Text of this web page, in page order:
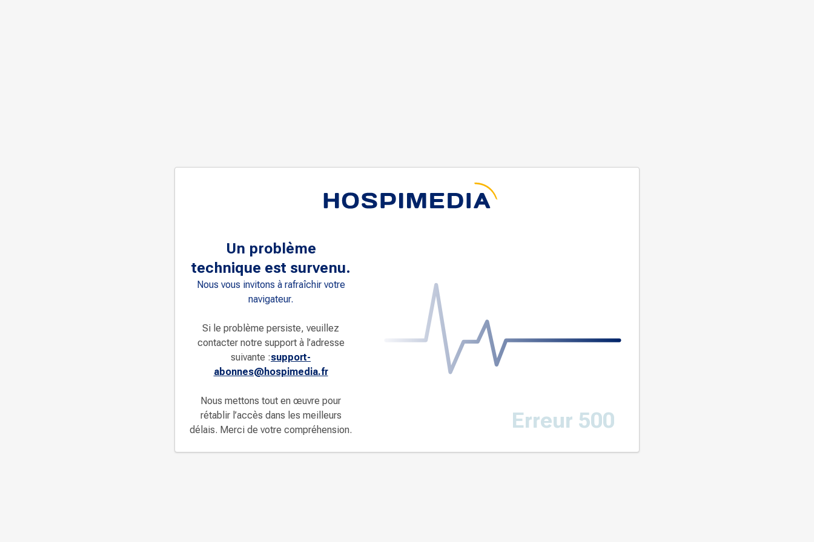
Un problème
technique est survenu.
Nous vous invitons à rafraîchir votre
navigateur.
Si le problème persiste, veuillez
contacter notre support à l’adresse
suivante :support-
abonnes@hospimedia.fr
Nous mettons tout en œuvre pour
rétablir l’accès dans les meilleurs
délais. Merci de votre compréhension.
Erreur 500